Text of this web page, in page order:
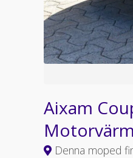
Aixam
Denna moped